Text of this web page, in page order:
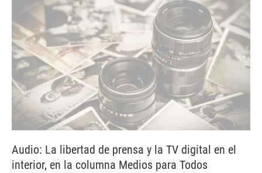
Audio: La libertad de prensa y la TV digital en el
interior, en la columna Medios para Todos